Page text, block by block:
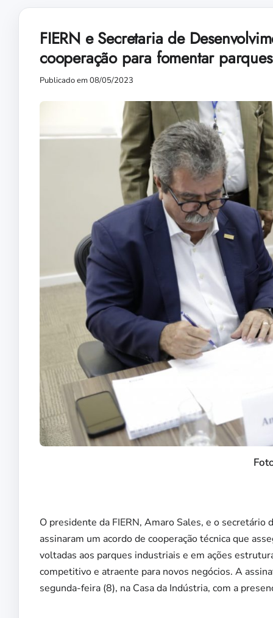
FIERN e Secretaria de
cooperação para fomentar
Publicado em 08/05/2023
O presidente da FIERN, Amaro Sales, e o
assinaram um acordo de cooperação técnica que
voltadas aos parques industriais e em ações
competitivo e atraente para novos negócios. A
segunda-feira (8), na Casa da Indústria, com a